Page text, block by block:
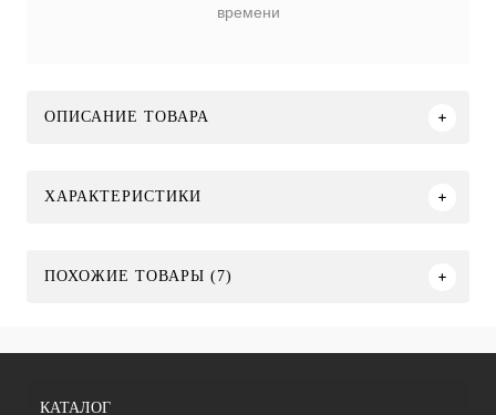
времени
ОПИСАНИЕ ТОВАРА
ХАРАКТЕРИСТИКИ
ПОХОЖИЕ ТОВАРЫ (7)
КАТАЛОГ